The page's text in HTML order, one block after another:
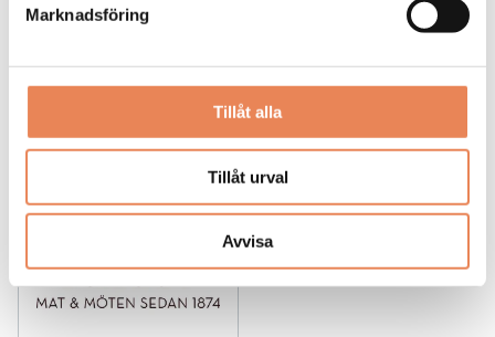
Marknadsföring
Tillåt alla
Tillåt urval
Avvisa
25